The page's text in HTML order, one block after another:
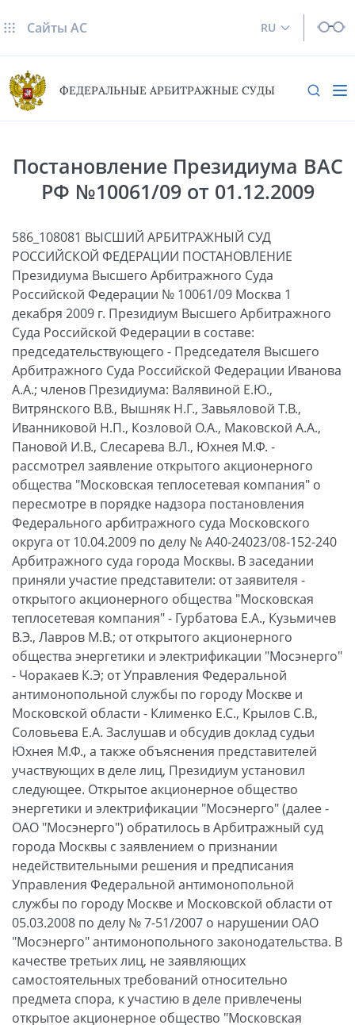
RU
Сайты AC
ФЕДЕРАЛЬНЫЕ АРБИТРАЖНЫЕ СУДЫ
Постановление Президиума ВАС
РФ №10061/09 от 01.12.2009
586_108081 ВЫСШИЙ АРБИТРАЖНЫЙ СУД
РОССИЙСКОЙ ФЕДЕРАЦИИ ПОСТАНОВЛЕНИЕ
Президиума Высшего Арбитражного Суда
Российской Федерации № 10061/09 Москва 1
декабря 2009 г. Президиум Высшего Арбитражного
Суда Российской Федерации в составе:
председательствующего - Председателя Высшего
Арбитражного Суда Российской Федерации Иванова
А.А.; членов Президиума: Валявиной Е.Ю.,
Витрянского В.В., Вышняк Н.Г., Завьяловой Т.В.,
Иванниковой Н.П., Козловой О.А., Маковской А.А.,
Пановой И.В., Слесарева В.Л., Юхнея М.Ф. -
рассмотрел заявление открытого акционерного
общества "Московская теплосетевая компания" о
пересмотре в порядке надзора постановления
Федерального арбитражного суда Московского
округа от 10.04.2009 по делу № А40-24023/08-152-240
Арбитражного суда города Москвы. В заседании
приняли участие представители: от заявителя -
открытого акционерного общества "Московская
теплосетевая компания" - Гурбатова Е.А., Кузьмичев
В.Э., Лавров М.В.; от открытого акционерного
общества энергетики и электрификации "Мосэнерго"
- Чоракаев К.Э; от Управления Федеральной
антимонопольной службы по городу Москве и
Московской области - Клименко Е.С., Крылов С.В.,
Соловьева Е.А. Заслушав и обсудив доклад судьи
Юхнея М.Ф., а также объяснения представителей
участвующих в деле лиц, Президиум установил
следующее. Открытое акционерное общество
энергетики и электрификации "Мосэнерго" (далее -
ОАО "Мосэнерго") обратилось в Арбитражный суд
города Москвы с заявлением о признании
недействительными решения и предписания
Управления Федеральной антимонопольной
службы по городу Москве и Московской области от
05.03.2008 по делу № 7-51/2007 о нарушении ОАО
"Мосэнерго" антимонопольного законодательства. В
качестве третьих лиц, не заявляющих
самостоятельных требований относительно
предмета спора, к участию в деле привлечены
открытое акционерное общество "Московская